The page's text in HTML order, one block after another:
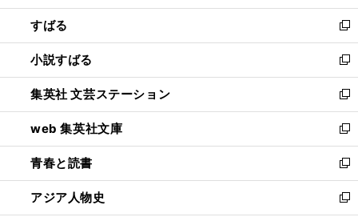
開
く
ウ
で
開
く
ン
ド
ウ
で
開
く
すばる
新
し
い
ウ
ィ
ン
ド
ウ
で
開
く
小説すばる
新
し
い
ウ
ィ
ン
ド
ウ
で
開
集英社 文芸ステーション
新
し
い
ウ
ィ
ン
ド
ウ
web 集英社文庫
新
し
い
ウ
ィ
ン
青春と読書
新
し
い
ウ
アジア人物史
新
し